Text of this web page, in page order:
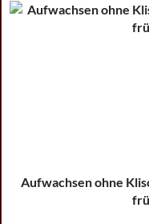
Aufwachsen ohne